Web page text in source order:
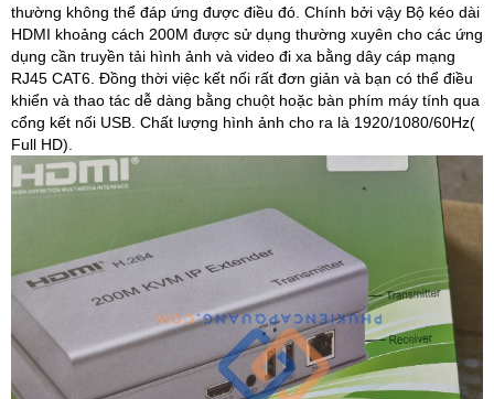
thường không thể đáp ứng được điều đó. Chính bởi vậy Bộ kéo dài
HDMI khoảng cách 200M được sử dụng thường xuyên cho các ứng
dụng cần truyền tải hình ảnh và video đi xa bằng dây cáp mạng
RJ45 CAT6. Đồng thời việc kết nối rất đơn giản và bạn có thể điều
khiển và thao tác dễ dàng bằng chuột hoặc bàn phím máy tính qua
cổng kết nối USB. Chất lượng hình ảnh cho ra là 1920/1080/60Hz(
Full HD).